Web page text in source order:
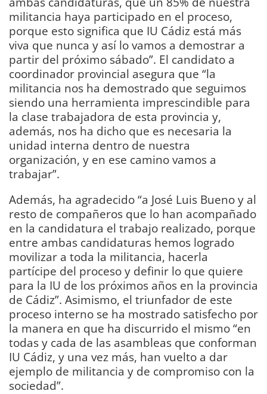
militancia haya participado en el proceso,
porque esto significa que IU Cádiz está más
viva que nunca y así lo vamos a demostrar a
partir del próximo sábado”. El candidato a
coordinador provincial asegura que “la
militancia nos ha demostrado que seguimos
siendo una herramienta imprescindible para
la clase trabajadora de esta provincia y,
además, nos ha dicho que es necesaria la
unidad interna dentro de nuestra
organización, y en ese camino vamos a
trabajar”.
Además, ha agradecido “a José Luis Bueno y al
resto de compañeros que lo han acompañado
en la candidatura el trabajo realizado, porque
entre ambas candidaturas hemos logrado
movilizar a toda la militancia, hacerla
partícipe del proceso y definir lo que quiere
para la IU de los próximos años en la provincia
de Cádiz”. Asimismo, el triunfador de este
proceso interno se ha mostrado satisfecho por
la manera en que ha discurrido el mismo “en
todas y cada de las asambleas que conforman
IU Cádiz, y una vez más, han vuelto a dar
ejemplo de militancia y de compromiso con la
sociedad”.